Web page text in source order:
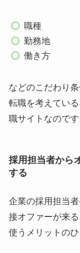
職種
勤務地
働き方
などのこだわり
転職を考えてい
職サイトなのです
採用担当者から
する
企業の採用担当
接オファーが来
使うメリットのひ